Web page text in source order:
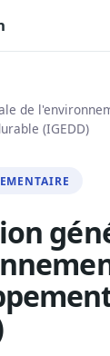
IA
des
radio
analysées
de
(IGEDD)